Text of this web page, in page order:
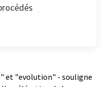
et "evolution" - souligne